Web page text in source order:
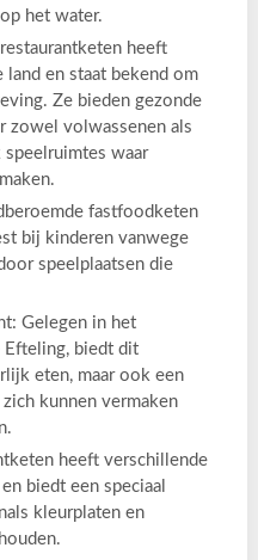
het water.
heeft
en staat bekend om
Ze bieden gezonde
zowel volwassenen als
speelruimtes waar
fastfoodketen
bij kinderen vanwege
speelplaatsen die
Gelegen in het
Efteling, biedt dit
eten, maar ook een
kunnen vermaken
heeft verschillende
biedt een speciaal
kleurplaten en